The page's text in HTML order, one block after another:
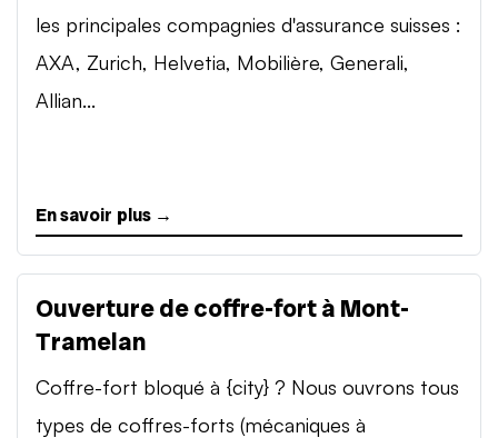
les principales compagnies d'assurance suisses :
AXA, Zurich, Helvetia, Mobilière, Generali,
Allian...
En savoir plus →
Ouverture de coffre-fort à Mont-
Tramelan
Coffre-fort bloqué à {city} ? Nous ouvrons tous
types de coffres-forts (mécaniques à